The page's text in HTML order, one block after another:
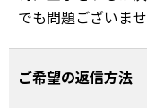
でも問題ございませ
ご希望の返信方法